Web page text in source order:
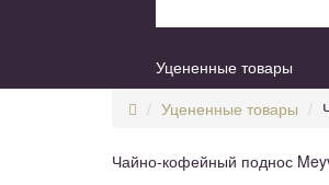
Уцененные товары
Уцененные товары
Чайно-кофейный поднос